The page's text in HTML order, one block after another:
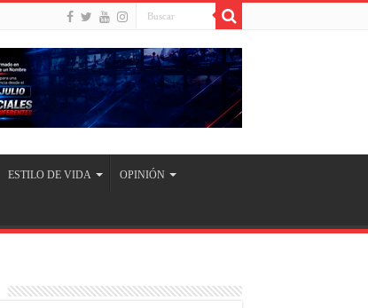
ESTILO DE VIDA OPINIÓN